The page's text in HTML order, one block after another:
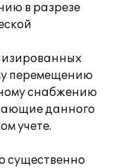
в разрезе
перемещению
снабжению
данного
учете.
существенно